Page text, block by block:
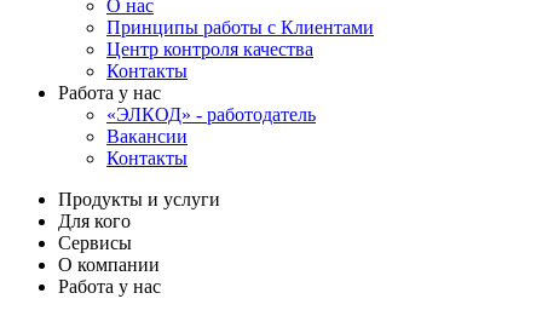
О нас
Принципы работы с Клиентами
Центр контроля качества
Контакты
Работа у нас
«ЭЛКОД» - работодатель
Вакансии
Контакты
Продукты и услуги
Для кого
Сервисы
О компании
Работа у нас